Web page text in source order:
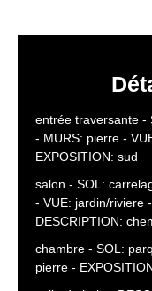
entrée traversante -
- MURS: pierre -
EXPOSITION: sud
salon - SOL:
- VUE: jardin/riviere
DESCRIPTION:
chambre - SOL:
pierre -